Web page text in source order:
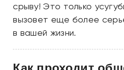
срыву! Это только
вызовет еще более
в вашей жизни.